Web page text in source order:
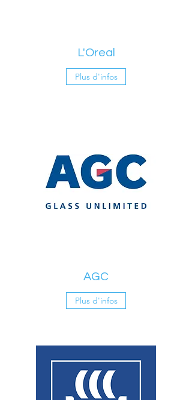
L'Oreal
Plus d'infos
AGC
Plus d'infos